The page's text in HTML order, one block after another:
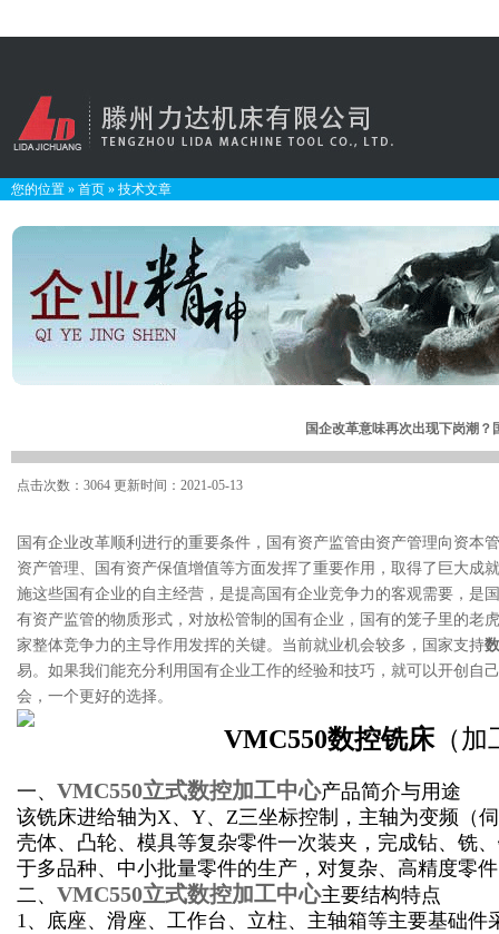
您的位置 » 首页 » 技术文章
国企改革意味再次出现下岗潮？
点击次数：3064 更新时间：2021-05-13
国有企业改革顺利进行的重要条件，国有资产监管由资产管理向资本
资产管理、国有资产保值增值等方面发挥了重要作用，取得了巨大成
施这些国有企业的自主经营，是提高国有企业竞争力的客观需要，是
有资产监管的物质形式，对放松管制的国有企业，国有的笼子里的老
家整体竞争力的主导作用发挥的关键。当前就业机会较多，国家支持
易。如果我们能充分利用国有企业工作的经验和技巧，就可以开创自
会，一个更好的选择。
VMC550数控铣床（加
一、 VMC550立式数控加工中心产品简介与用途
该铣床进给轴为X、Y、Z三坐标控制，主轴为变频（
壳体、凸轮、模具等复杂零件一次装夹，完成钻、铣
于多品种、中小批量零件的生产，对复杂、高精度零
二、 VMC550立式数控加工中心主要结构特点
1、底座、滑座、工作台、立柱、主轴箱等主要基础